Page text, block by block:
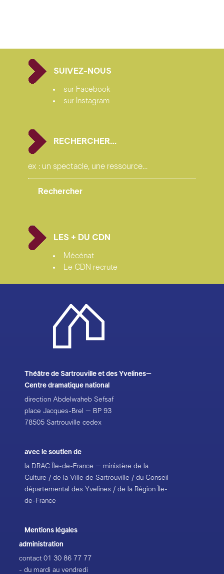
SUIVEZ-NOUS
sur Facebook
sur Instagram
RECHERCHER…
LES + DU CDN
Mécénat
Le CDN recrute
Théâtre de Sartrouville et des Yvelines–
Centre dramatique national
direction Abdelwaheb Sefsaf
place Jacques-Brel – BP 93
78505 Sartrouville cedex
avec le soutien de
la DRAC Île-de-France – ministère de la
Culture / de la Ville de Sartrouville / du Conseil
départemental des Yvelines / de la Région Île-
de-France
Mentions légales
administration
contact01 30 86 77 77
- du mardi au vendredi